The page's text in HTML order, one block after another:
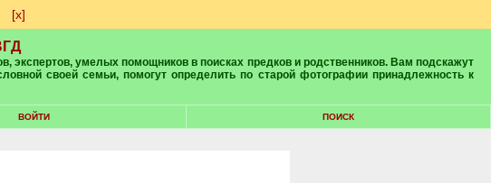
[х]
своей семьи, помогут определить по старой фотографии принадлежность к
ВОЙТИ ПОИСК